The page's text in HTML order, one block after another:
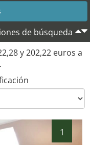
de búsqueda
y 202,22 euros a
1